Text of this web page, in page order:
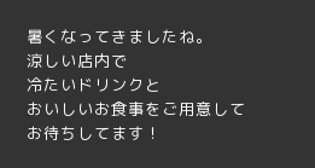
暑くなってきましたね。
涼しい店内で
冷たいドリンクと
おいしいお食事をご用意して
お待ちしてます！